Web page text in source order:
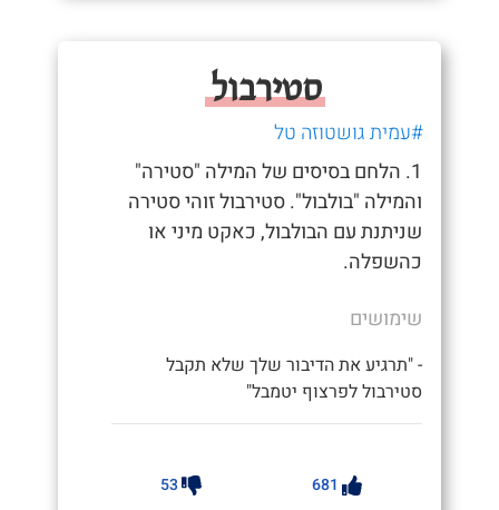
סטירבול
#עמית גושטוזה טל
1. הלחם בסיסים של המילה "סטירה"
והמילה "בולבול". סטירבול זוהי סטירה
שניתנת עם הבולבול, כאקט מיני או
כהשפלה.
שימושים
- "תרגיע את הדיבור שלך שלא תקבל
סטירבול לפרצוף יטמבל"
681
53